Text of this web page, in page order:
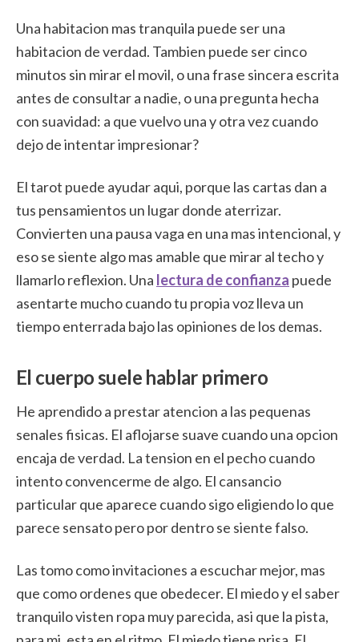
Una habitacion mas tranquila puede ser una
habitacion de verdad. Tambien puede ser cinco
minutos sin mirar el movil, o una frase sincera escrita
antes de consultar a nadie, o una pregunta hecha
con suavidad: a que vuelvo una y otra vez cuando
dejo de intentar impresionar?
El tarot puede ayudar aqui, porque las cartas dan a
tus pensamientos un lugar donde aterrizar.
Convierten una pausa vaga en una mas intencional, y
eso se siente algo mas amable que mirar al techo y
llamarlo reflexion. Una lectura de confianza puede
asentarte mucho cuando tu propia voz lleva un
tiempo enterrada bajo las opiniones de los demas.
El cuerpo suele hablar primero
He aprendido a prestar atencion a las pequenas
senales fisicas. El aflojarse suave cuando una opcion
encaja de verdad. La tension en el pecho cuando
intento convencerme de algo. El cansancio
particular que aparece cuando sigo eligiendo lo que
parece sensato pero por dentro se siente falso.
Las tomo como invitaciones a escuchar mejor, mas
que como ordenes que obedecer. El miedo y el saber
tranquilo visten ropa muy parecida, asi que la pista,